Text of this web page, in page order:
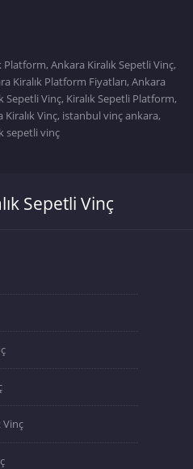
Platform, Ankara Kiralık Sepetli Vinç,
Kiralık Platform Fiyatları, Ankara
Sepetli Vinç, Kiralık Sepetli Platform,
Kiralık Vinç, istanbul vinç ankara,
sepetli vinç
Sepetli Vinç
Vinç